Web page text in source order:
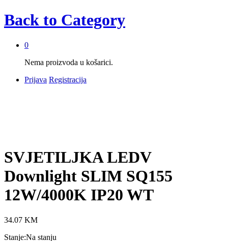
Back to Category
0
Nema proizvoda u košarici.
Prijava Registracija
SVJETILJKA LEDV
Downlight SLIM SQ155
12W/4000K IP20 WT
34.07 KM
Stanje:Na stanju